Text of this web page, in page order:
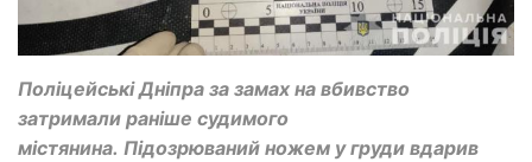
Поліцейські Дніпра за замах на вбивство
затримали раніше судимого
містянина. Підозрюваний ножем у груди вдарив